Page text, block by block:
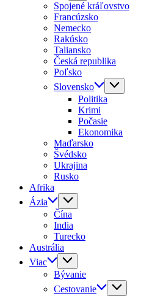
Spojené kráľovstvo
Francúzsko
Nemecko
Rakúsko
Taliansko
Česká republika
Poľsko
Slovensko
Politika
Krimi
Počasie
Ekonomika
Maďarsko
Švédsko
Ukrajina
Rusko
Afrika
Ázia
Čína
India
Turecko
Austrália
Viac
Bývanie
Cestovanie